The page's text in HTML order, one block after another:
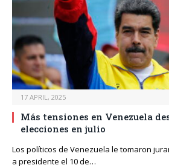
17 APRIL, 2025
Más tensiones en Venezuela
elecciones en julio
Los políticos de Venezuela le tomaron
a presidente el 10 de…